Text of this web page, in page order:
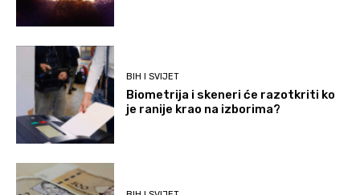
BIH I SVIJET
Biometrija i skeneri će razotkriti ko
je ranije krao na izborima?